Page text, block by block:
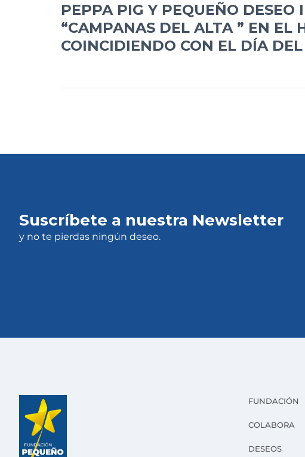
PEPPA PIG Y PEQUEÑO DESEO
“CAMPANAS DEL ALTA ” EN EL
COINCIDIENDO CON EL DÍA
Suscríbete a nuestra Newsletter
y no te pierdas ningún deseo.
FUNDACIÓN
COLABORA
DESEOS